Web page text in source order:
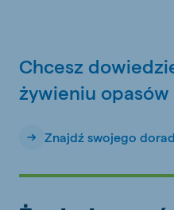
Chcesz
żywieniu opasów
Znajdź swojego